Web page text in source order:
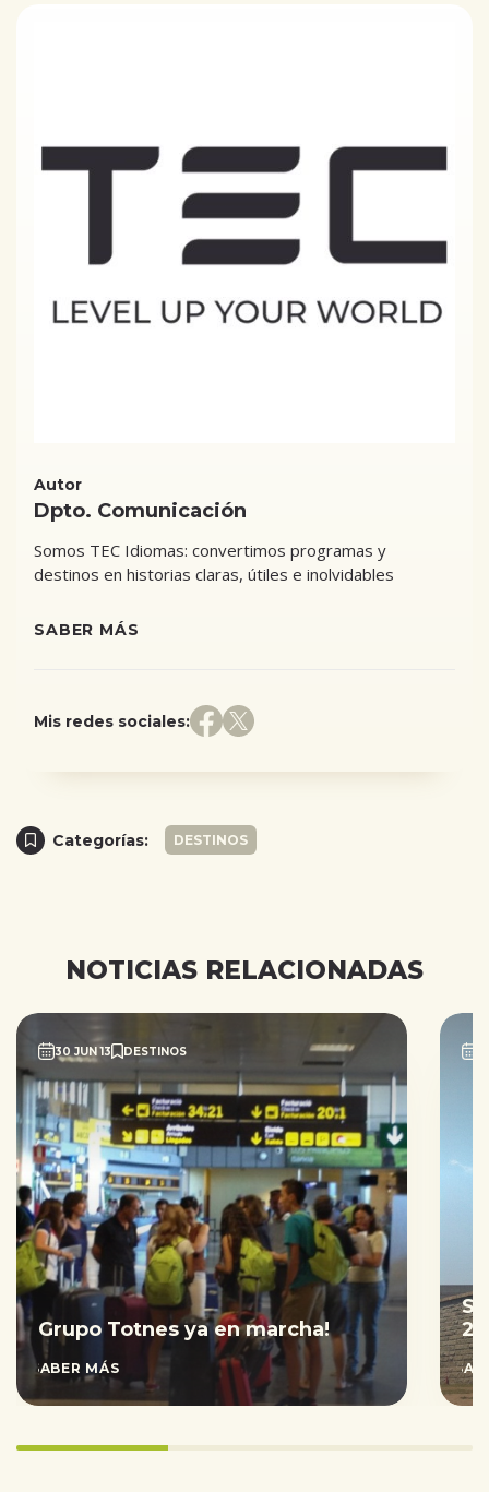
Autor
Dpto. Comunicación
Somos TEC Idiomas: convertimos programas y
destinos en historias claras, útiles e inolvidables
SABER MÁS
Mis redes sociales:
Categorías: DESTINOS
NOTICIAS RELACIONADAS
30 JUN 13 DESTINOS
Grupo Totnes ya en marcha!
SABER MÁS
33.333333333333336%